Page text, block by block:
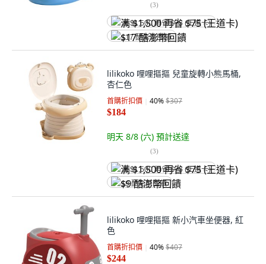
(3)
满 $1,500 再省 $75 (王道卡)
$17 酷澎幣回饋
lilikoko 哩哩摳摳 兒童旋轉小熊馬桶,
杏仁色
首購折扣價 40%$307
$184
明天 8/8 (六) 預計送達
(3)
满 $1,500 再省 $75 (王道卡)
$9 酷澎幣回饋
lilikoko 哩哩摳摳 新小汽車坐便器, 紅
色
首購折扣價 40%$407
$244